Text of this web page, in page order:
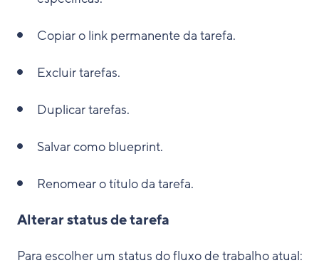
Copiar o link permanente da tarefa.
Excluir tarefas.
Duplicar tarefas.
Salvar como blueprint.
Renomear o título da tarefa.
Alterar status de tarefa
Para escolher um status do fluxo de trabalho atual: